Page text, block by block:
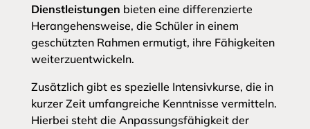
Dienstleistungen bieten eine differenzierte
Herangehensweise, die Schüler in einem
geschützten Rahmen ermutigt, ihre Fähigkeiten
weiterzuentwickeln.
Zusätzlich gibt es spezielle Intensivkurse, die in
kurzer Zeit umfangreiche Kenntnisse vermitteln.
Hierbei steht die Anpassungsfähigkeit der